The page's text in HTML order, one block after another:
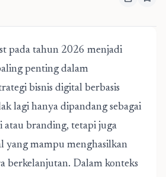
pada tahun 2026 menjadi
penting dalam
bisnis digital berbasis
lagi hanya dipandang sebagai
atau branding, tetapi juga
yang mampu menghasilkan
berkelanjutan. Dalam konteks